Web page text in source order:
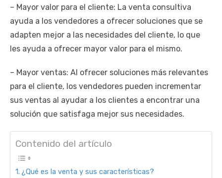
– Mayor valor para el cliente: La venta consultiva
ayuda a los vendedores a ofrecer soluciones que se
adapten mejor a las necesidades del cliente, lo que
les ayuda a ofrecer mayor valor para el mismo.
– Mayor ventas: Al ofrecer soluciones más relevantes
para el cliente, los vendedores pueden incrementar
sus ventas al ayudar a los clientes a encontrar una
solución que satisfaga mejor sus necesidades.
Contenido del artículo
¿Qué es la venta y sus características?